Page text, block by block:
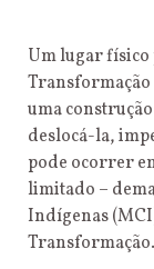
Um lugar físico
uma
deslocá-la,
pode ocorrer
limitado –
Indígenas
Transformação.